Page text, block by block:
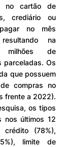
no cartão de
crediário ou
no mês
na
milhões de
parceladas. Os
que possuem
compras no
frente a 2022).
nos últimos 12
(78%),
limite de